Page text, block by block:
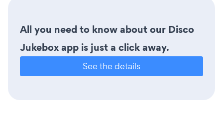
All you need to know about our Disco
Jukebox app is just a click away.
See the details